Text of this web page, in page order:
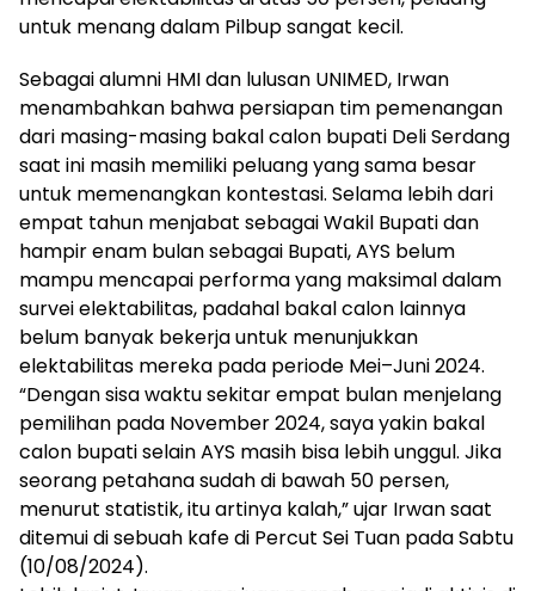
untuk menang dalam Pilbup sangat kecil.
Sebagai alumni HMI dan lulusan UNIMED, Irwan
menambahkan bahwa persiapan tim pemenangan
dari masing-masing bakal calon bupati Deli Serdang
saat ini masih memiliki peluang yang sama besar
untuk memenangkan kontestasi. Selama lebih dari
empat tahun menjabat sebagai Wakil Bupati dan
hampir enam bulan sebagai Bupati, AYS belum
mampu mencapai performa yang maksimal dalam
survei elektabilitas, padahal bakal calon lainnya
belum banyak bekerja untuk menunjukkan
elektabilitas mereka pada periode Mei–Juni 2024.
“Dengan sisa waktu sekitar empat bulan menjelang
pemilihan pada November 2024, saya yakin bakal
calon bupati selain AYS masih bisa lebih unggul. Jika
seorang petahana sudah di bawah 50 persen,
menurut statistik, itu artinya kalah,” ujar Irwan saat
ditemui di sebuah kafe di Percut Sei Tuan pada Sabtu
(10/08/2024).